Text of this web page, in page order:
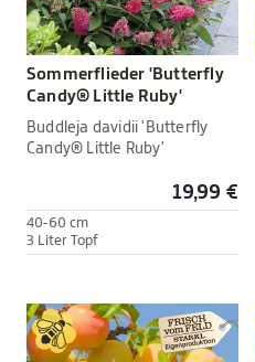
Sommerflieder 'Butterfly
Candy® Little Ruby'
Buddleja davidii 'Butterfly
Candy® Little Ruby'
19,99 €
40-60 cm
3 Liter Topf